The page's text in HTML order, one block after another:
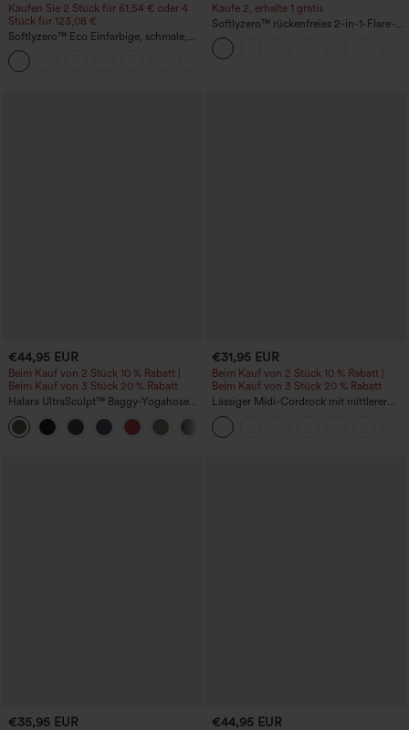
Kaufen Sie 2 Stück für 61,54 € oder 4
Stück für 123,08 €.
Softlyzero™ Eco Einfarbige, schmale,
hoch taillierte Wanderhose mit
mehreren Taschen
Kaufe 2, erhalte 1 gratis
Softlyzero™ rückenfreies 2-in-1-Flare-
Trainingskleid – Wannabe – Easy Peezy
€44,95 EUR
Beim Kauf von 2 Stück 10 % Rabatt |
Beim Kauf von 3 Stück 20 % Rabatt
Halara UltraSculpt™ Baggy-Yogahose
mit hohem Bund, Bauchkontrolle,
Color-Block-Streifen und Taschen
€31,95 EUR
Beim Kauf von 2 Stück 10 % Rabatt |
Beim Kauf von 3 Stück 20 % Rabatt
Lässiger Midi-Cordrock mit mittlerer
Bundhöhe und vorderseitiger
Klapptasche
€35,95 EUR €44,95 EUR